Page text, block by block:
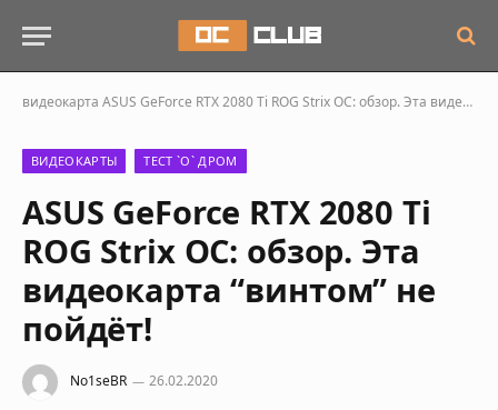
видеокарта ASUS GeForce RTX 2080 Ti ROG Strix OC: обзор. Эта видеокарта “винтом” не пойдёт!
ВИДЕОКАРТЫ ТЕСТ `О` ДРОМ
ASUS GeForce RTX 2080 Ti
ROG Strix OC: обзор. Эта
видеокарта “винтом” не
пойдёт!
No1seBR 26.02.2020